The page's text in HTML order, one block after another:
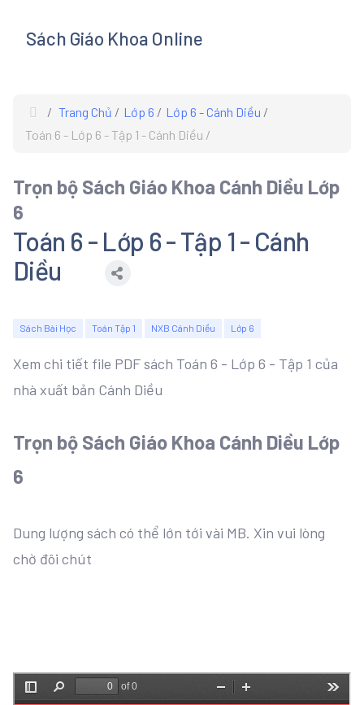
Sách Giáo Khoa Online
Trang Chủ Lớp 6
Lớp 6 - Cánh Diều
Toán 6 - Lớp 6 - Tập 1 - Cánh Diều
Trọn bộ Sách Giáo Khoa Cánh Diều Lớp
6
Toán 6 - Lớp 6 - Tập 1 - Cánh
Diều
Sách Bài Học Toán Tập 1 NXB Cánh Diều Lớp 6
Xem chi tiết file PDF sách Toán 6 - Lớp 6 - Tập 1 của
nhà xuất bản Cánh Diều
Trọn bộ Sách Giáo Khoa Cánh Diều Lớp
6
Dung lượng sách có thể lớn tới vài MB. Xin vui lòng
chờ đôi chút